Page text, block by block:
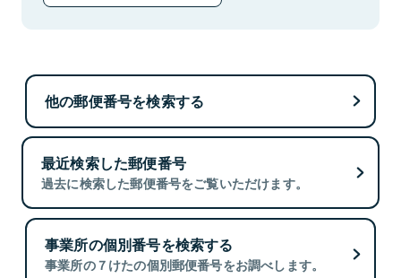
他の郵便番号を検索する
最近検索した郵便番号
過去に検索した郵便番号をご覧いただけます。
事業所の個別番号を検索する
事業所の７けたの個別郵便番号をお調べします。